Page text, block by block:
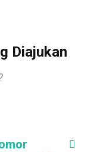
Diajukan